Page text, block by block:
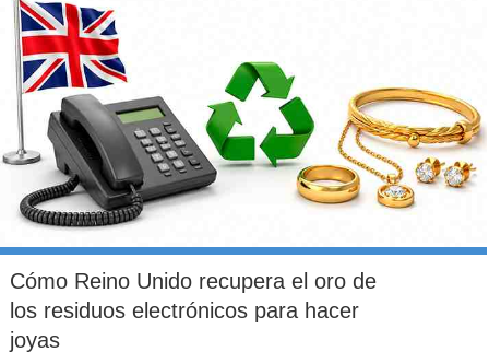
Cómo Reino Unido recupera el oro de
los residuos electrónicos para hacer
joyas